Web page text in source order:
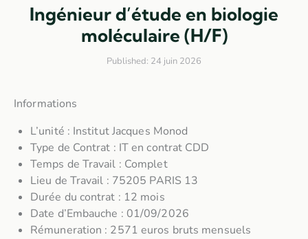
Ingénieur d’étude en biologie
moléculaire (H/F)
Published: 24 juin 2026
Informations
L’unité : Institut Jacques Monod
Type de Contrat : IT en contrat CDD
Temps de Travail : Complet
Lieu de Travail : 75205 PARIS 13
Durée du contrat : 12 mois
Date d’Embauche : 01/09/2026
Rémuneration : 2571 euros bruts mensuels